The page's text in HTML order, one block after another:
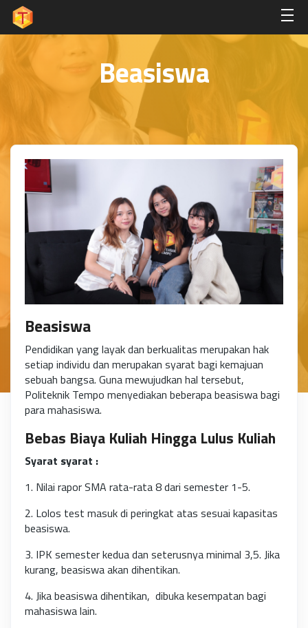
Beasiswa
Beasiswa
Pendidikan yang layak dan berkualitas merupakan hak
setiap individu dan merupakan syarat bagi kemajuan
sebuah bangsa. Guna mewujudkan hal tersebut,
Politeknik Tempo menyediakan beberapa beasiswa bagi
para mahasiswa.
Bebas Biaya Kuliah Hingga Lulus Kuliah
Syarat syarat :
1. Nilai rapor SMA rata-rata 8 dari semester 1-5.
2. Lolos test masuk di peringkat atas sesuai kapasitas
beasiswa.
3. IPK semester kedua dan seterusnya minimal 3,5. Jika
kurang, beasiswa akan dihentikan.
4. Jika beasiswa dihentikan, dibuka kesempatan bagi
mahasiswa lain.